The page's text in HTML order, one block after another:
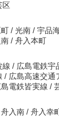
区
/ 光南 / 宇品
/ 舟入本町
線 / 広島電鉄宇
/ 広島高速交通
島電鉄皆実線 /
舟入南 / 舟入幸